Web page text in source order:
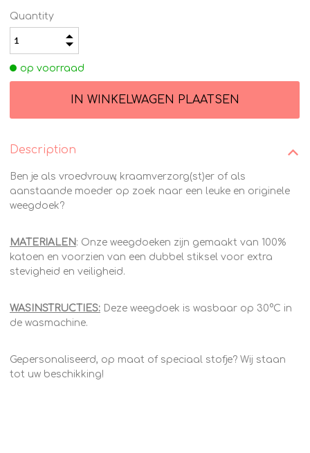
Quantity
op voorraad
Description
Ben je als vroedvrouw, kraamverzorg(st)er of als
aanstaande moeder op zoek naar een leuke en originele
weegdoek?
MATERIALEN : Onze weegdoeken zijn gemaakt van 100%
katoen en voorzien van een dubbel stiksel voor extra
stevigheid en veiligheid.
WASINSTRUCTIES: Deze weegdoek is wasbaar op 30°C in
de wasmachine.
Gepersonaliseerd, op maat of speciaal stofje? Wij staan
tot uw beschikking!